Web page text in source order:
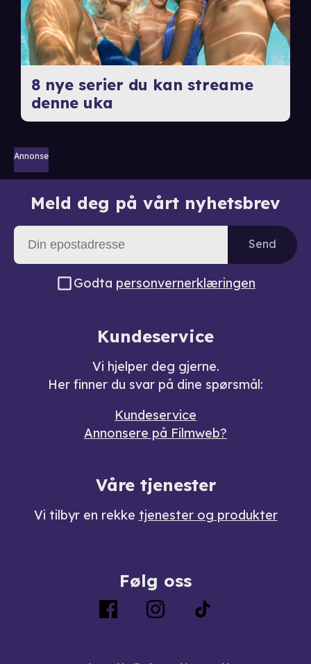
8 nye serier du kan streame
denne uka
Annonse
Meld deg på vårt nyhetsbrev
Send
Godta personvernerklæringen
Kundeservice
Vi hjelper deg gjerne.
Her finner du svar på dine spørsmål:
Kundeservice
Annonsere på Filmweb?
Våre tjenester
Vi tilbyr en rekke tjenester og produkter
Følg oss